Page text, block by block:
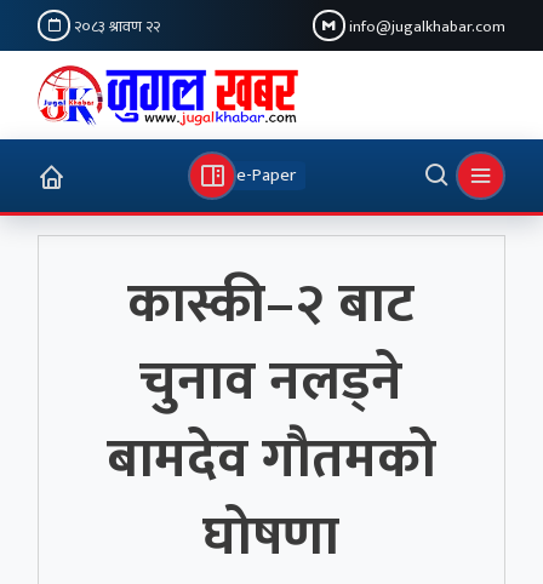
२०८३ श्रावण २२ info@jugalkhabar.com
e-Paper
कास्की–२ बाट
चुनाव नलड्ने
बामदेव गौतमको
घोषणा